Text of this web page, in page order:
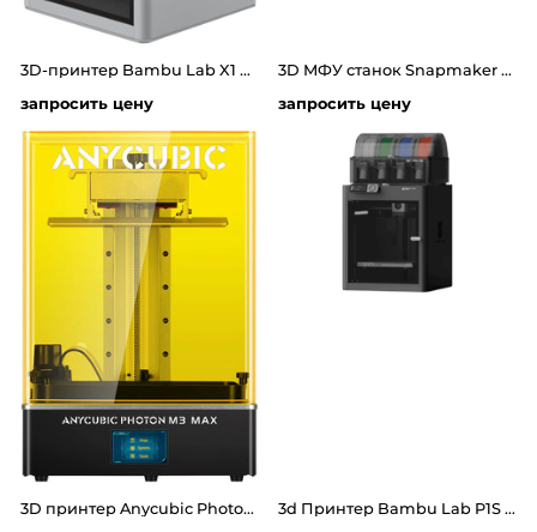
3D-принтер Bambu Lab X1 Carbon Combo
запросить цену
3D МФУ станок Snapmaker 2.0 A350T 3in1
запросить цену
3D принтер Anycubic Photon M3 Max
3d Принтер Bambu Lab P1S Combo